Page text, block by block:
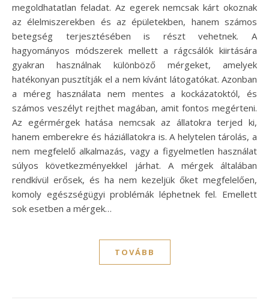
megoldhatatlan feladat. Az egerek nemcsak kárt okoznak
az élelmiszerekben és az épületekben, hanem számos
betegség terjesztésében is részt vehetnek. A
hagyományos módszerek mellett a rágcsálók kiirtására
gyakran használnak különböző mérgeket, amelyek
hatékonyan pusztítják el a nem kívánt látogatókat. Azonban
a méreg használata nem mentes a kockázatoktól, és
számos veszélyt rejthet magában, amit fontos megérteni.
Az egérmérgek hatása nemcsak az állatokra terjed ki,
hanem emberekre és háziállatokra is. A helytelen tárolás, a
nem megfelelő alkalmazás, vagy a figyelmetlen használat
súlyos következményekkel járhat. A mérgek általában
rendkívül erősek, és ha nem kezeljük őket megfelelően,
komoly egészségügyi problémák léphetnek fel. Emellett
sok esetben a mérgek…
TOVÁBB